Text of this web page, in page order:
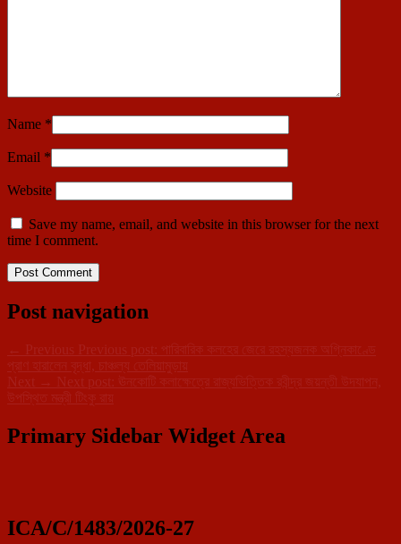
Name *
Email *
Website
Save my name, email, and website in this browser for the next
time I comment.
Post navigation
← Previous Previous post:
পারিবারিক কলহের জেরে রহস্যজনক অগ্নিকাণ্ডে
প্রাণ হারালেন বৃদ্ধা, চাঞ্চল্য তেলিয়ামুড়ায়
Next → Next post:
ঊনকোটি কলাক্ষেত্রে রাজ্যভিত্তিক রবীন্দ্র জয়ন্তী উদযাপন,
উপস্থিত মন্ত্রী টিংকু রায়
Primary Sidebar Widget Area
ICA/C/1483/2026-27